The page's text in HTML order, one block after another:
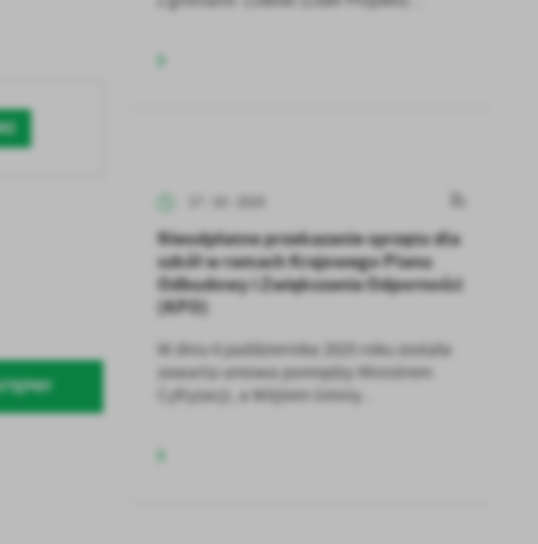
Nieodpłatne przekazanie sprzętu dla
szkół w ramach Krajowego Planu
Odbudowy i Zwiększania Odporności
(KPO)
W dniu 6 października 2025 roku została
zawarta umowa pomiędzy Ministrem
Cyfryzacji, a Wójtem Gminy...